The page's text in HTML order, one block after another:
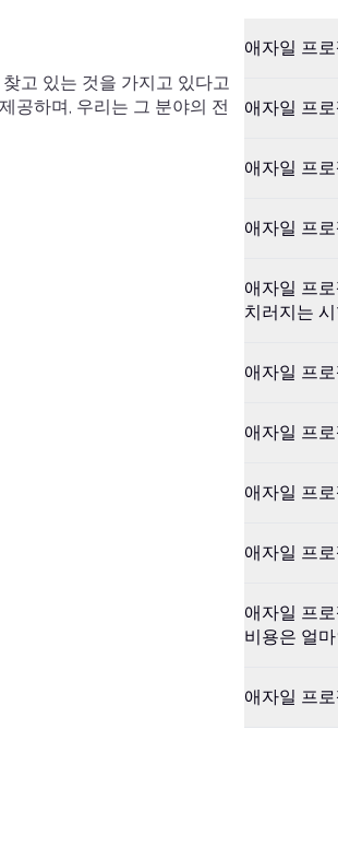
고 있는 것을 가지고 있다고
공하며, 우리는 그 분야의 전
애자일 프
애자일 프
애자일 프
애자일 프
애자일 프
치러지는
애자일 프
애자일 프
애자일 프
애자일 프
애자일 프
비용은 얼
애자일 프